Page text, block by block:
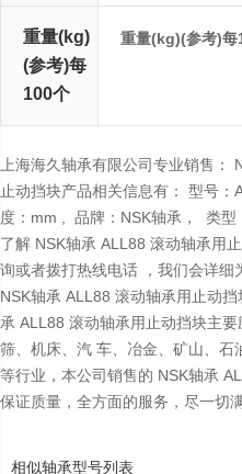
重量(kg)
(参考)每
100个
重量(kg)(参考)每
上海海久轴承有限公司专业销售：
止动挡块产品相关信息有： 型号
度：mm , 品牌：NSK轴承， 类型
了解 NSK轴承 ALL88 滚动轴承用
询或者拨打热线电话 ，我们会详细
NSK轴承 ALL88 滚动轴承用止动
承 ALL88 滚动轴承用止动挡块主
筛、机床、汽 车、冶金、矿山、石
等行业，本公司销售的 NSK轴承
保证质量，全方面的服务，尽一切
相似轴承型号列表